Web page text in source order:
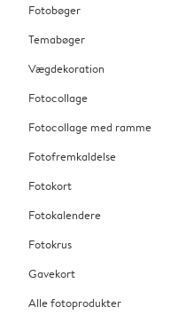
Fotobøger
Temabøger
Vægdekoration
Fotocollage
Fotocollage med ramme
Fotofremkaldelse
Fotokort
Fotokalendere
Fotokrus
Gavekort
Alle fotoprodukter